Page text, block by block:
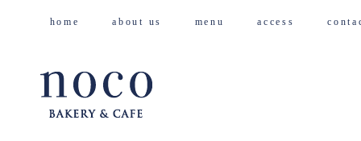
home about us menu access